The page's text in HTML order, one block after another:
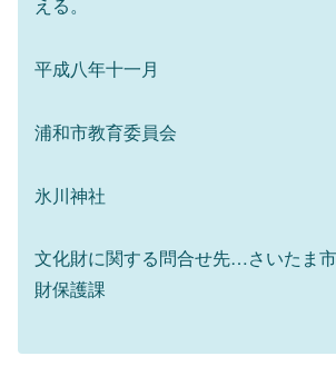
える。
平成八年十一月
浦和市教育委員会
氷川神社
文化財に関する問合せ先…さいたま
財保護課